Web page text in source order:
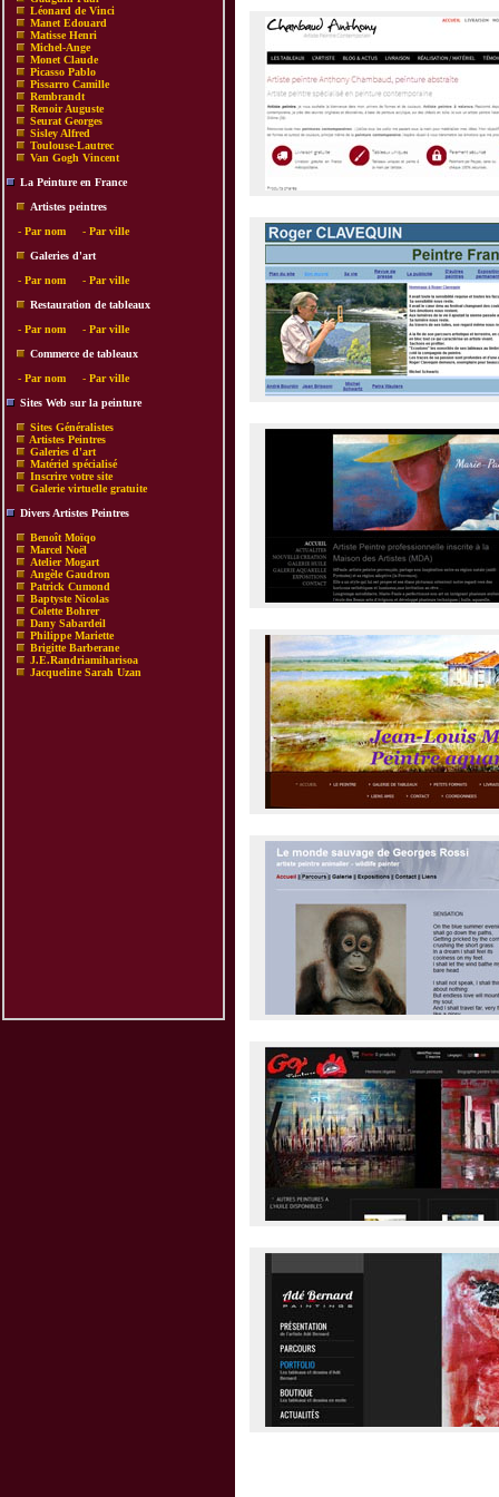
Léonard de Vinci
Manet Edouard
Matisse Henri
Michel-Ange
Monet Claude
Picasso Pablo
Pissarro Camille
Rembrandt
Renoir Auguste
Seurat Georges
Sisley Alfred
Toulouse-Lautrec
Van Gogh Vincent
La Peinture en France
Artistes peintres
- Par nom - Par ville
Galeries d'art
- Par nom - Par ville
Restauration de tableaux
- Par nom - Par ville
Commerce de tableaux
- Par nom - Par ville
Sites Web sur la peinture
Sites Généralistes
Artistes Peintres
Galeries d'art
Matériel spécialisé
Inscrire votre site
Galerie virtuelle gratuite
Divers Artistes Peintres
Benoît Moïqo
Marcel Noël
Atelier Mogart
Angèle Gaudron
Patrick Cumond
Baptyste Nicolas
Colette Bohrer
Dany Sabardeil
Philippe Mariette
Brigitte Barberane
J.E.Randriamiharisoa
Jacqueline Sarah Uzan